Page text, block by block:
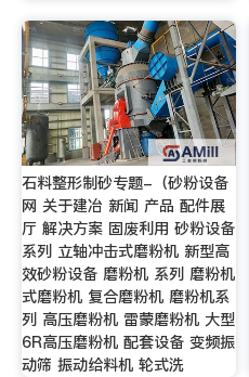
石料整形制砂专题-（砂粉设备
网 关于建冶 新闻 产品 配件展
厅 解决方案 固废利用 砂粉设备
系列 立轴冲击式磨粉机 新型高
效砂粉设备 磨粉机 系列 磨粉机
式磨粉机 复合磨粉机 磨粉机系
列 高压磨粉机 雷蒙磨粉机 大型
6R高压磨粉机 配套设备 变频振
动筛 振动给料机 轮式洗